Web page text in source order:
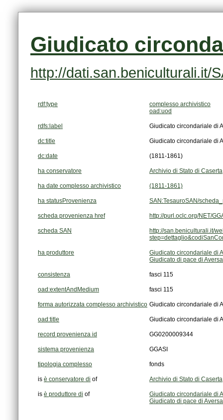
Giudicato
http://dati.san.beniculturali.it/
rdf:type
complesso archivistico
oad:uod
rdfs:label Giudicato circondariale di
dc:title Giudicato circondariale di
dc:date (1811-1861)
ha conservatore Archivio di Stato di Caserta
ha date complesso archivistico (1811-1861)
ha statusProvenienza SAN:TesauroSAN/
scheda provenienza href http://purl.oclc.org/NET/
scheda SAN
ha produttore
Giudicato circondariale di
Giudicato di pace di Aversa
consistenza fasci 115
oad:extentAndMedium fasci 115
forma autorizzata complesso archivistico Giudicato circondariale di
oad:title Giudicato circondariale di
record provenienza id GG0200009344
sistema provenienza GGASI
tipologia complesso fonds
is è conservatore di of Archivio di Stato di Caserta
is è produttore di of
Giudicato circondariale di
Giudicato di pace di Aversa